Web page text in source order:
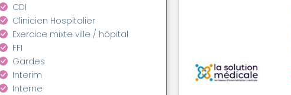
CDI
Clinicien Hospitalier
Exercice mixte ville / hôpital
FFI
Gardes
Interim
Interne